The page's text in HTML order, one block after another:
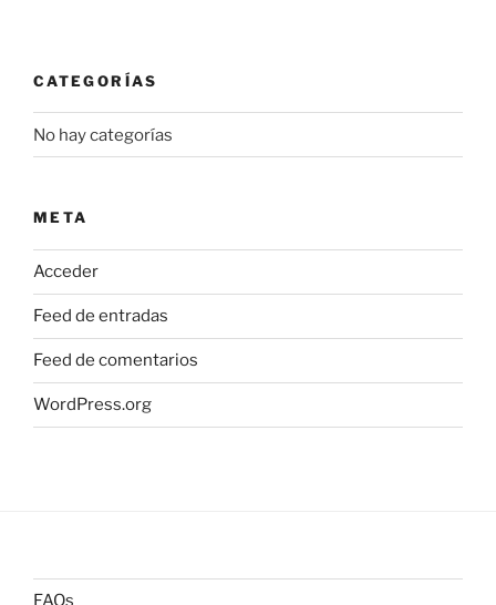
CATEGORÍAS
No hay categorías
META
Acceder
Feed de entradas
Feed de comentarios
WordPress.org